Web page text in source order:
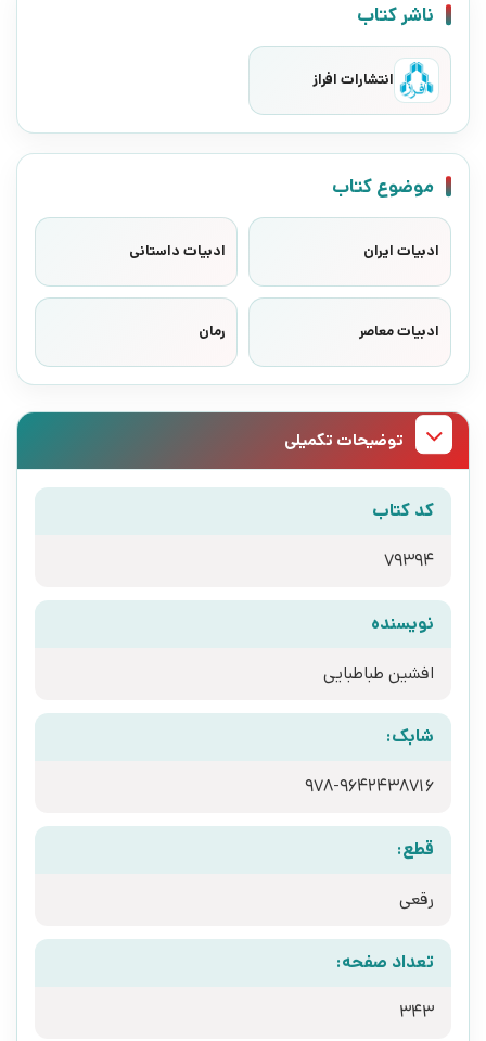
ناشر کتاب
انتشارات افراز
موضوع کتاب
ادبیات ایران ادبیات داستانی
ادبیات معاصر رمان
توضیحات تکمیلی
کد کتاب
79394
نویسنده
افشین طباطبایی
شابک:
978-9642438716
قطع:
رقعی
تعداد صفحه:
343